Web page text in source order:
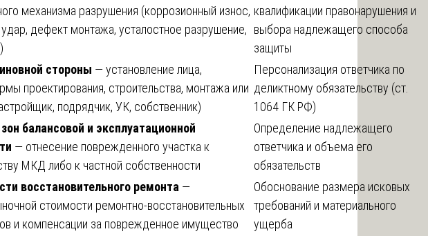
механизма разрушения (коррозионный износ,
дефект монтажа, усталостное разрушение,
квалификации правонарушения и
выбора надлежащего способа
защиты
стороны — установление лица,
проектирования, строительства, монтажа или
подрядчик, УК, собственник)
Персонализация ответчика по
деликтному обязательству (ст.
1064 ГК РФ)
балансовой и эксплуатационной
— отнесение поврежденного участка к
МКД либо к частной собственности
Определение надлежащего
ответчика и объема его
обязательств
восстановительного ремонта —
стоимости ремонтно-восстановительных
и компенсации за поврежденное имущество
Обоснование размера исковых
требований и материального
ущерба